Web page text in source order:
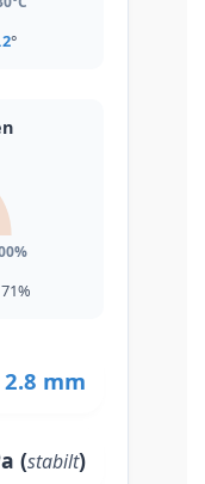
°
71%
2.8 mm
(stabilt)